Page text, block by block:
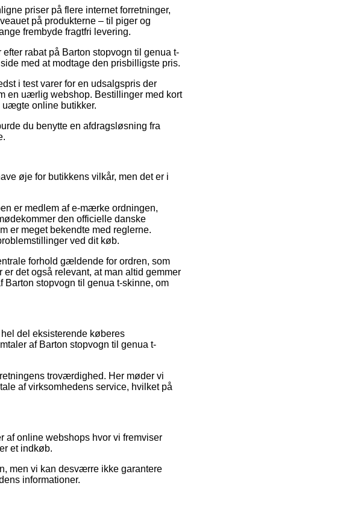
priser på flere internet forretninger,
på produkterne – til piger og
frembyde fragtfri levering.
rabat på Barton stopvogn til genua t-
med at modtage den prisbilligste pris.
i test varer for en udsalgspris der
en uærlig webshop. Bestillinger med kort
online butikker.
du benytte en afdragsløsning fra
øje for butikkens vilkår, men det er i
er medlem af e-mærke ordningen,
den officielle danske
er meget bekendte med reglerne.
ved dit køb.
forhold gældende for ordren, som
det også relevant, at man altid gemmer
stopvogn til genua t-skinne, om
del eksisterende køberes
af Barton stopvogn til genua t-
troværdighed. Her møder vi
af virksomhedens service, hvilket på
af online webshops hvor vi fremviser
et indkøb.
men vi kan desværre ikke garantere
informationer.